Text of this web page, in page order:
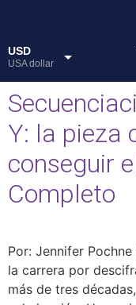
USD
USA dollar
ARS
Peso
Y: la pieza
conseguir
Completo
Por: Jennifer
la carrera por
más de tres